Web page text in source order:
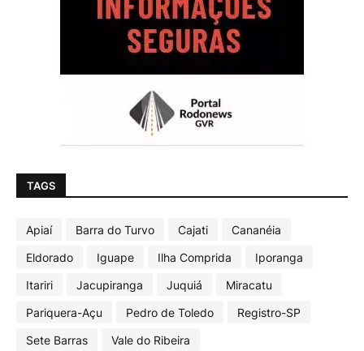
TAGS
Apiaí Barra do Turvo Cajati
Cananéia
Eldorado
Iguape Ilha Comprida
Iporanga
Itariri
Jacupiranga Juquiá
Miracatu
Pariquera-Açu
Pedro de Toledo
Registro-SP
Sete Barras
Vale do Ribeira